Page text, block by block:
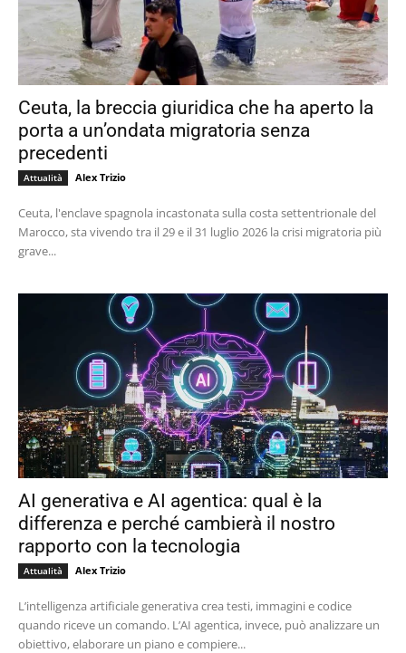
Ceuta, la breccia giuridica che ha aperto la
porta a un’ondata migratoria senza
precedenti
Attualità Alex Trizio
Ceuta, l'enclave spagnola incastonata sulla costa settentrionale del
Marocco, sta vivendo tra il 29 e il 31 luglio 2026 la crisi migratoria più
grave...
AI generativa e AI agentica: qual è la
differenza e perché cambierà il nostro
rapporto con la tecnologia
Attualità Alex Trizio
L’intelligenza artificiale generativa crea testi, immagini e codice
quando riceve un comando. L’AI agentica, invece, può analizzare un
obiettivo, elaborare un piano e compiere...